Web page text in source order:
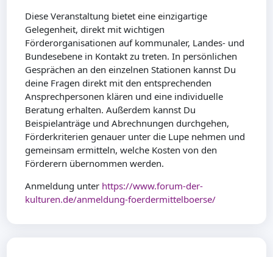
Diese Veranstaltung bietet eine einzigartige
Gelegenheit, direkt mit wichtigen
Förderorganisationen auf kommunaler, Landes- und
Bundesebene in Kontakt zu treten. In persönlichen
Gesprächen an den einzelnen Stationen kannst Du
deine Fragen direkt mit den entsprechenden
Ansprechpersonen klären und eine individuelle
Beratung erhalten. Außerdem kannst Du
Beispielanträge und Abrechnungen durchgehen,
Förderkriterien genauer unter die Lupe nehmen und
gemeinsam ermitteln, welche Kosten von den
Förderern übernommen werden.
Anmeldung unter https://www.forum-der-
kulturen.de/anmeldung-foerdermittelboerse/